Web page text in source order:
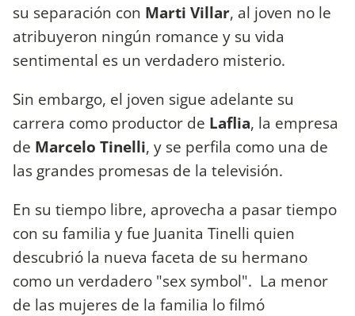
su separación con Marti Villar, al joven no le
atribuyeron ningún romance y su vida
sentimental es un verdadero misterio.
Sin embargo, el joven sigue adelante su
carrera como productor de Laflia, la empresa
de Marcelo Tinelli, y se perfila como una de
las grandes promesas de la televisión.
En su tiempo libre, aprovecha a pasar tiempo
con su familia y fue Juanita Tinelli quien
descubrió la nueva faceta de su hermano
como un verdadero "sex symbol". La menor
de las mujeres de la familia lo filmó